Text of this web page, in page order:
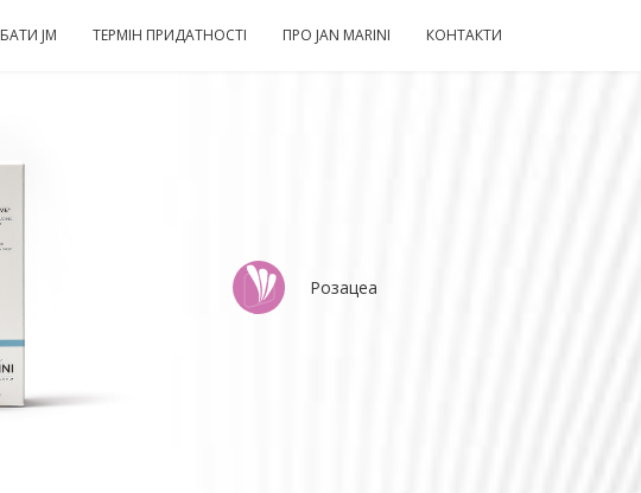
JM ТЕРМІН ПРИДАТНОСТІ ПРО JAN MARINI КОНТАКТИ
Розацеа